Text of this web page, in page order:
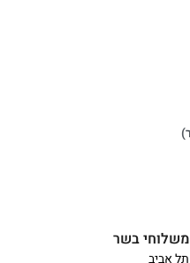
משלוחי בשר
תל אביב